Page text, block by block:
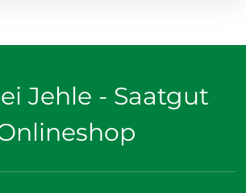
Jehle - Saatgut